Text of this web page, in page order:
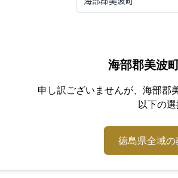
海部郡美波
申し訳ございませんが、 海部郡
以下の
徳島県全域の